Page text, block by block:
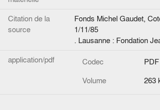
Citation de la
source
Fonds Michel Gaudet,
1/11/85
. Lausanne : Fondation
application/pdf
Codec
PDF
Volume
263